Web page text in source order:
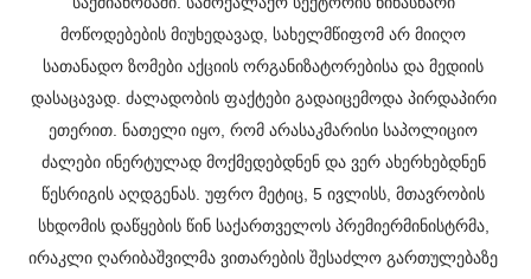
მოწოდებების მიუხედავად, სახელმწიფომ არ მიიღო
სათანადო ზომები აქციის ორგანიზატორებისა და მედიის
დასაცავად. ძალადობის ფაქტები გადაიცემოდა პირდაპირი
ეთერით. ნათელი იყო, რომ არასაკმარისი საპოლიციო
ძალები ინერტულად მოქმედებდნენ და ვერ ახერხებდნენ
წესრიგის აღდგენას. უფრო მეტიც, 5 ივლისს, მთავრობის
სხდომის დაწყების წინ საქართველოს პრემიერმინისტრმა,
ირაკლი ღარიბაშვილმა ვითარების შესაძლო გართულებაზე